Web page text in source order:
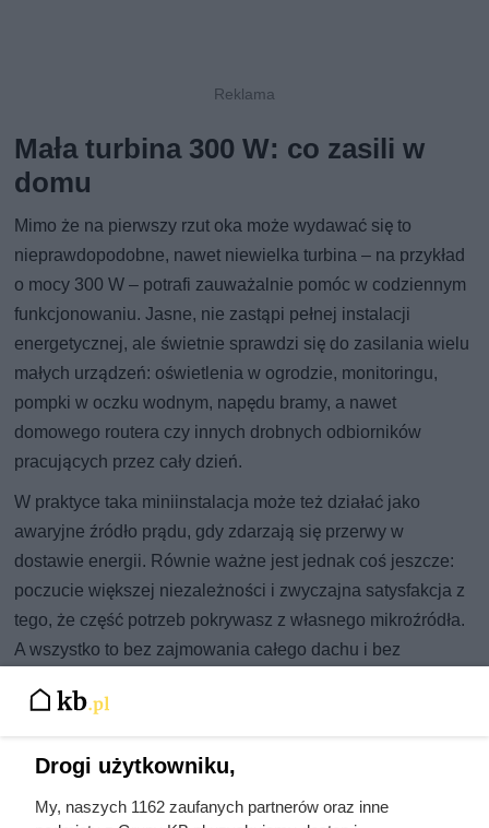
Mała turbina 300 W: co zasili w
domu
Mimo że na pierwszy rzut oka może wydawać się to
nieprawdopodobne, nawet niewielka turbina – na przykład
o mocy 300 W – potrafi zauważalnie pomóc w codziennym
funkcjonowaniu. Jasne, nie zastąpi pełnej instalacji
energetycznej, ale świetnie sprawdzi się do zasilania wielu
małych urządzeń: oświetlenia w ogrodzie, monitoringu,
pompki w oczku wodnym, napędu bramy, a nawet
domowego routera czy innych drobnych odbiorników
pracujących przez cały dzień.
W praktyce taka miniinstalacja może też działać jako
awaryjne źródło prądu, gdy zdarzają się przerwy w
dostawie energii. Równie ważne jest jednak coś jeszcze:
poczucie większej niezależności i zwyczajna satysfakcja z
tego, że część potrzeb pokrywasz z własnego mikroźródła.
A wszystko to bez zajmowania całego dachu i bez
Czytaj także:
Drogi użytkowniku,
My, naszych 1162 zaufanych partnerów oraz inne